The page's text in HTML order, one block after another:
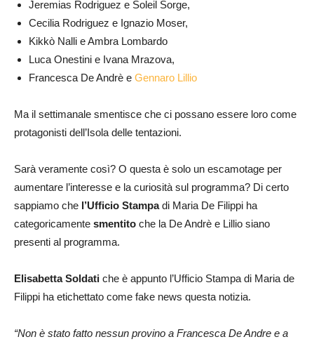
Jeremias Rodriguez e Soleil Sorge,
Cecilia Rodriguez e Ignazio Moser,
Kikkò Nalli e Ambra Lombardo
Luca Onestini e Ivana Mrazova,
Francesca De Andrè e Gennaro Lillio
Ma il settimanale smentisce che ci possano essere loro come
protagonisti dell’Isola delle tentazioni.
Sarà veramente così? O questa è solo un escamotage per
aumentare l’interesse e la curiosità sul programma? Di certo
sappiamo che l’Ufficio Stampadi Maria De Filippi ha
categoricamente smentito che la De Andrè e Lillio siano
presenti al programma.
Elisabetta Soldati che è appunto l’Ufficio Stampa di Maria de
Filippi ha etichettato come fake news questa notizia.
“Non è stato fatto nessun provino a Francesca De Andre e a